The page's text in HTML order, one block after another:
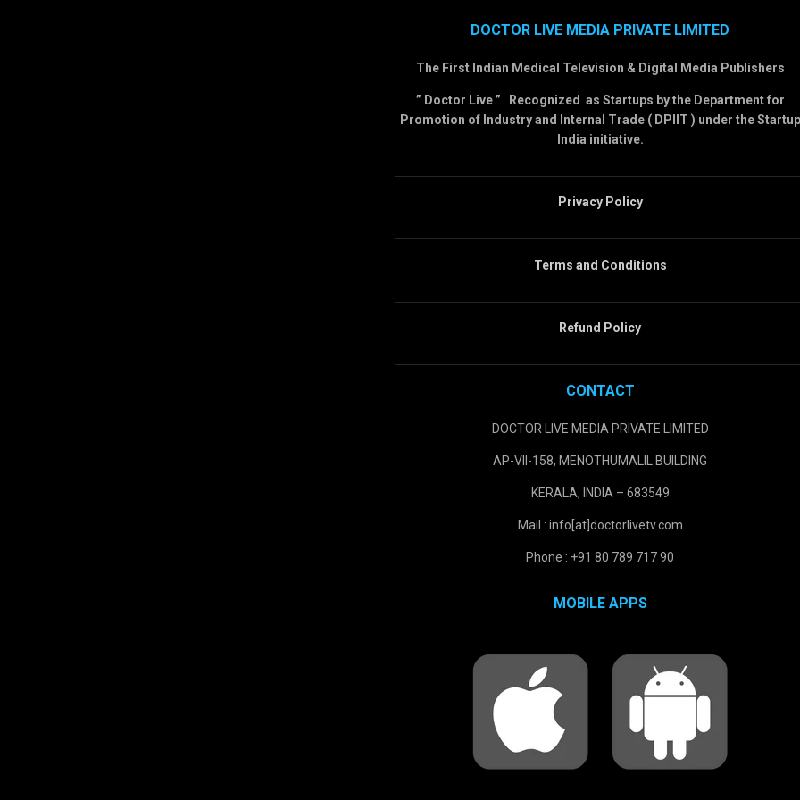
DOCTOR LIVE MEDIA PRIVATE LIMITED
The First Indian Medical Television & Digital Media Publishers
” Doctor Live ” Recognized as Startups by the Department for
Promotion of Industry and Internal Trade ( DPIIT ) under the Startup
India initiative.
Privacy Policy
Terms and Conditions
Refund Policy
CONTACT
DOCTOR LIVE MEDIA PRIVATE LIMITED
AP-VII-158, MENOTHUMALIL BUILDING
KERALA, INDIA – 683549
Mail : info[at]doctorlivetv.com
Phone : +91 80 789 717 90
MOBILE APPS